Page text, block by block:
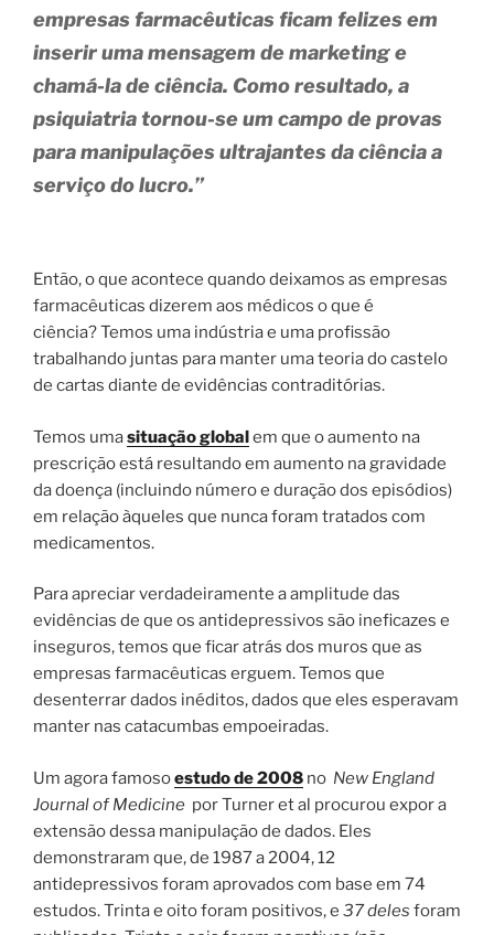
empresas farmacêuticas ficam felizes em
inserir uma mensagem de marketing e
chamá-la de ciência. Como resultado, a
psiquiatria tornou-se um campo de provas
para manipulações ultrajantes da ciência a
serviço do lucro.”
Então, o que acontece quando deixamos as empresas
farmacêuticas dizerem aos médicos o que é
ciência? Temos uma indústria e uma profissão
trabalhando juntas para manter uma teoria do castelo
de cartas diante de evidências contraditórias.
Temos umasituação globalem que o aumento na
prescrição está resultando em aumento na gravidade
da doença (incluindo número e duração dos episódios)
em relação àqueles que nunca foram tratados com
medicamentos.
Para apreciar verdadeiramente a amplitude das
evidências de que os antidepressivos são ineficazes e
inseguros, temos que ficar atrás dos muros que as
empresas farmacêuticas erguem. Temos que
desenterrar dados inéditos, dados que eles esperavam
manter nas catacumbas empoeiradas.
Um agora famosoestudo de 2008 no New England
Journal of Medicine por Turner et al procurou expor a
extensão dessa manipulação de dados. Eles
demonstraram que, de 1987 a 2004, 12
antidepressivos foram aprovados com base em 74
estudos. Trinta e oito foram positivos, e 37 deles foram